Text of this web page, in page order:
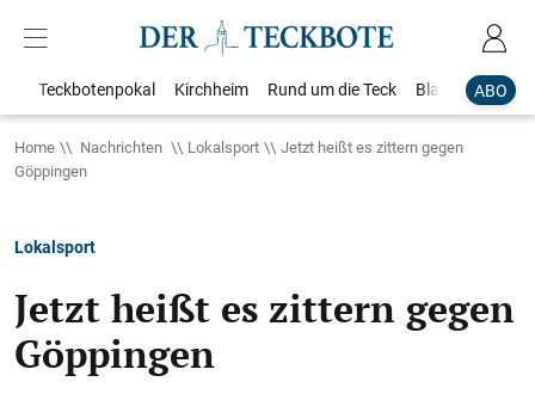
ABO
Teckbotenpokal Kirchheim Rund um die Teck Blaulicht
Home Nachrichten Lokalsport
Jetzt heißt es zittern gegen
Göppingen
Lokalsport
Jetzt heißt es zittern gegen
Göppingen